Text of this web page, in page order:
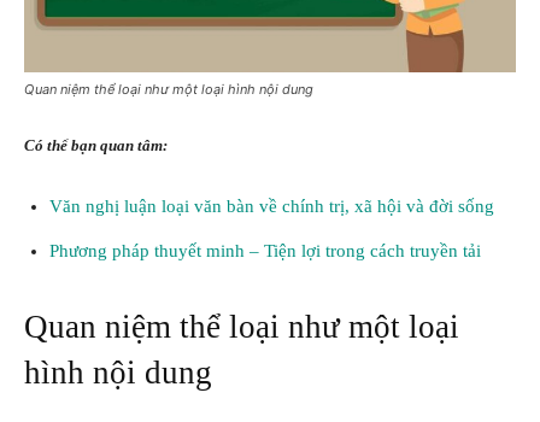
Quan niệm thể loại như một loại hình nội dung
Có thể bạn quan tâm:
Văn nghị luận loại văn bàn về chính trị, xã hội và đời sống
Phương pháp thuyết minh – Tiện lợi trong cách truyền tải
Quan niệm thể loại như một loại
hình nội dung